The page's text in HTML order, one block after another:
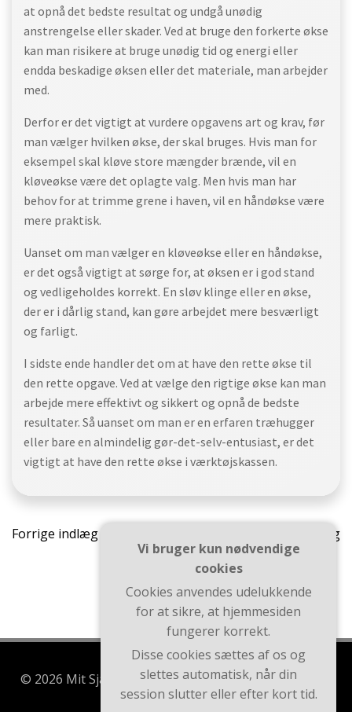
at opnå det bedste resultat og undgå unødig
anstrengelse eller skader. Ved at bruge den forkerte økse
kan man risikere at bruge unødig tid og energi eller
endda beskadige øksen eller det materiale, man arbejder
med.
Derfor er det vigtigt at vurdere opgavens art og krav, før
man vælger hvilken økse, der skal bruges. Hvis man for
eksempel skal kløve store mængder brænde, vil en
kløveøkse være det oplagte valg. Men hvis man har
behov for at trimme grene i haven, vil en håndøkse være
mere praktisk.
Uanset om man vælger en kløveøkse eller en håndøkse,
er det også vigtigt at sørge for, at øksen er i god stand
og vedligeholdes korrekt. En sløv klinge eller en økse,
der er i dårlig stand, kan gøre arbejdet mere besværligt
og farligt.
I sidste ende handler det om at have den rette økse til
den rette opgave. Ved at vælge den rigtige økse kan man
arbejde mere effektivt og sikkert og opnå de bedste
resultater. Så uanset om man er en erfaren træhugger
eller bare en almindelig gør-det-selv-entusiast, er det
vigtigt at have den rette økse i værktøjskassen.
Indlægsnavigation
Forrige indlæg Næste indlæg
© 2026 Mit Sjælland. Bygget ved at bruge WordPress
og Brite Theme .
Vi bruger kun nødvendige
cookies
Cookies anvendes udelukkende
for at sikre, at hjemmesiden
fungerer korrekt.
Disse cookies sættes af os og
slettes automatisk, når din
session slutter eller efter kort tid.